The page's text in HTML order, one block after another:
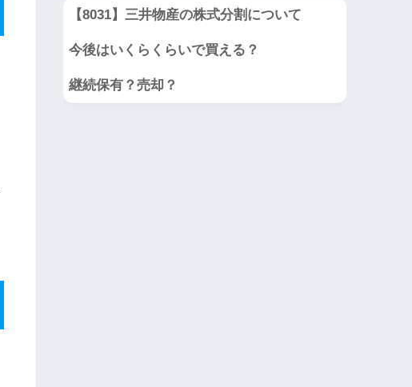
【8031】三井物産の株式分割について
今後はいくらくらいで買える？
継続保有？売却？